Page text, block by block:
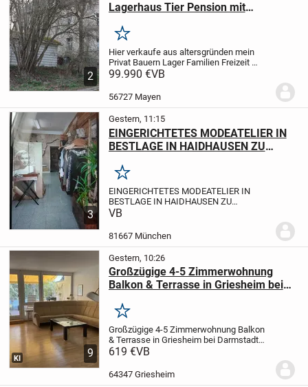
2
Lagerhaus Tier Pension mit
Merken
Hier verkaufe aus altersgründen mein
Privat Bauern Lager Familien Freizeit
Ferien Haus mit Garten+Campen
möglich,rundum Grundstück 205
qm+mehr möglich,Haus 100qm,9...
99.990 €VB
56727 Mayen
3
Gestern, 11:15
EINGERICHTETES MODEATELIER IN
BESTLAGE IN HAIDHAUSEN ZU
Merken
EINGERICHTETES MODEATELIER IN
BESTLAGE IN HAIDHAUSEN ZU
VERKAUFEN
DesignKUNDSCHAFT
vorhanden.LAGE:
VB
81667 München
9
KI
Gestern, 10:26
Großzügige 4-5 Zimmerwohnung
Balkon & Terrasse in Griesheim bei
Merken
Großzügige 4-5 Zimmerwohnung Balkon
& Terrasse in Griesheim bei Darmstadt
von privat zu
angebotenen Objekt handelt es sich um
eine attraktive 4/5-Zimmerwohnung in...
619 €VB
64347 Griesheim